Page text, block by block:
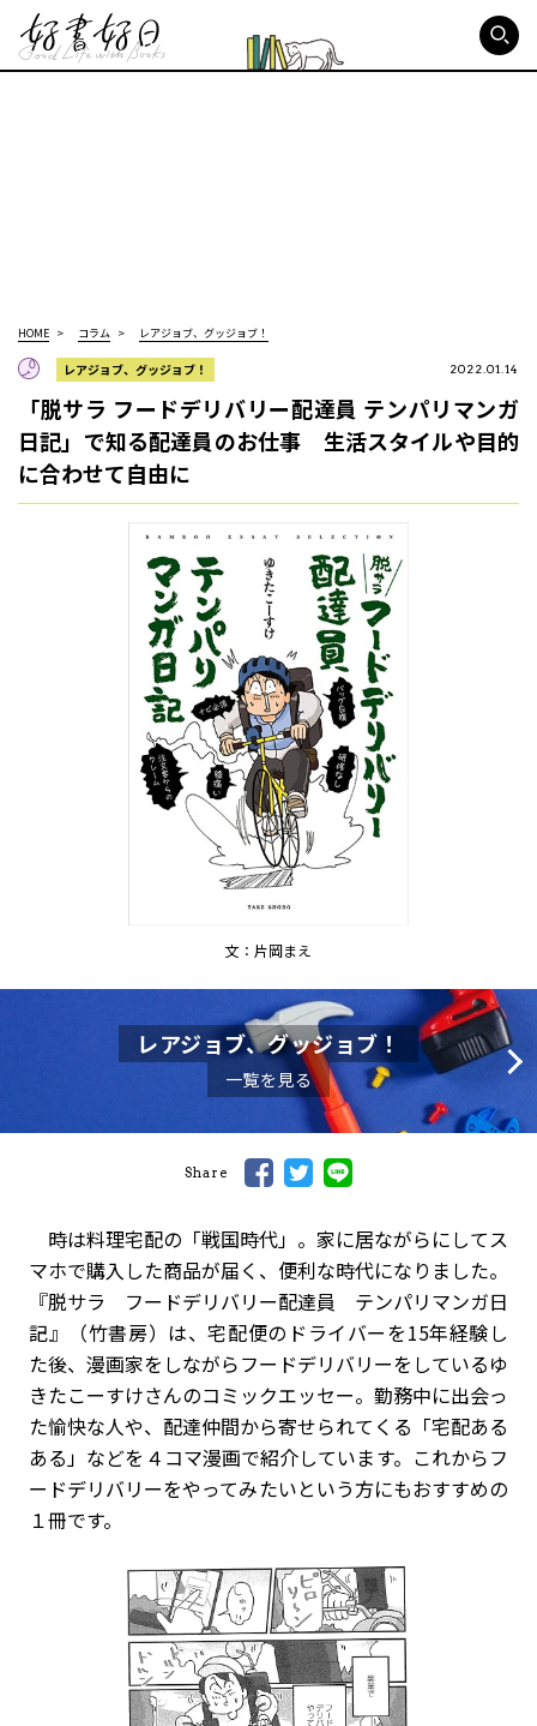
HOME コラム レアジョブ、グッジョブ！
レアジョブ、グッジョブ！ 2022.01.14
「脱サラ フードデリバリー配達員 テンパリマンガ
日記」で知る配達員のお仕事 生活スタイルや目的
に合わせて自由に
文：片岡まえ
レアジョブ、グッジョブ！
一覧を見る
Share
時は料理宅配の「戦国時代」。家に居ながらにしてス
マホで購入した商品が届く、便利な時代になりました。
『脱サラ フードデリバリー配達員 テンパリマンガ日
記』（竹書房）は、宅配便のドライバーを15年経験し
た後、漫画家をしながらフードデリバリーをしているゆ
きたこーすけさんのコミックエッセー。勤務中に出会っ
た愉快な人や、配達仲間から寄せられてくる「宅配ある
ある」などを４コマ漫画で紹介しています。これからフ
ードデリバリーをやってみたいという方にもおすすめの
１冊です。